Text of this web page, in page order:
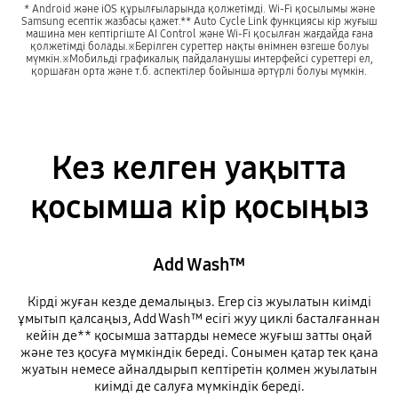
* Android және iOS құрылғыларында қолжетімді. Wi-Fi қосылымы және
Samsung есептік жазбасы қажет.** Auto Cycle Link функциясы кір жуғыш
машина мен кептіргіште AI Control және Wi-Fi қосылған жағдайда ғана
қолжетімді болады.※Берілген суреттер нақты өнімнен өзгеше болуы
мүмкін.※Мобильді графикалық пайдаланушы интерфейсі суреттері ел,
қоршаған орта және т.б. аспектілер бойынша әртүрлі болуы мүмкін.
Кез келген уақытта
қосымша кір қосыңыз
Add Wash™
Кірді жуған кезде демалыңыз. Егер сіз жуылатын киімді
ұмытып қалсаңыз, Add Wash™ есігі жуу циклі басталғаннан
кейін де** қосымша заттарды немесе жуғыш затты оңай
және тез қосуға мүмкіндік береді. Сонымен қатар тек қана
жуатын немесе айналдырып кептіретін қолмен жуылатын
киімді де салуға мүмкіндік береді.